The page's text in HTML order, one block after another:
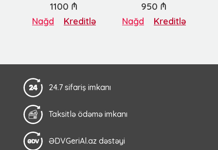
1100 ₼
Nağd Kreditlə
950 ₼
Nağd Kreditlə
24.7 sifariş imkanı
Taksitlə ödəmə imkanı
ƏDVGeriAl.az dəstəyi